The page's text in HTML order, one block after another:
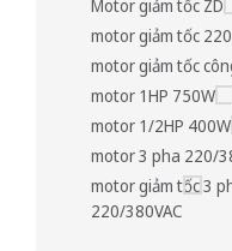
Motor giảm tốc ZD
motor giảm tốc
motor giảm tốc
motor 1HP 750W
motor 1/2HP 400W
motor 3 pha 220/
motor giảm tốc 3
220/380VAC